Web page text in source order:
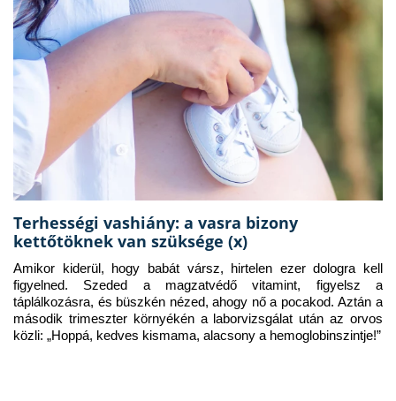
Terhességi vashiány: a vasra bizony
kettőtöknek van szüksége (x)
Amikor kiderül, hogy babát vársz, hirtelen ezer dologra kell
figyelned. Szeded a magzatvédő vitamint, figyelsz a
táplálkozásra, és büszkén nézed, ahogy nő a pocakod. Aztán a
második trimeszter környékén a laborvizsgálat után az orvos
közli: „Hoppá, kedves kismama, alacsony a hemoglobinszintje!”